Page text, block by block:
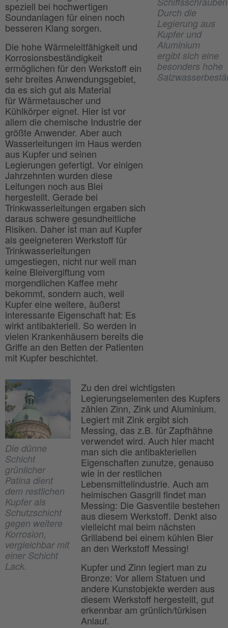
speziell bei hochwertigen
Soundanlagen für einen noch
besseren Klang sorgen.
Die hohe Wärmeleitfähigkeit und
Korrosionsbeständigkeit
ermöglichen für den Werkstoff ein
sehr breites Anwendungsgebiet,
da es sich gut als Material
für Wärmetauscher und
Kühlkörper eignet. Hier ist vor
allem die chemische Industrie der
größte Anwender. Aber auch
Wasserleitungen im Haus werden
aus Kupfer und seinen
Legierungen gefertigt. Vor einigen
Jahrzehnten wurden diese
Leitungen noch aus Blei
hergestellt. Gerade bei
Trinkwasserleitungen ergaben sich
daraus schwere gesundheitliche
Risiken. Daher ist man auf Kupfer
als geeigneteren Werkstoff für
Trinkwasserleitungen
umgestiegen, nicht nur weil man
keine Bleivergiftung vom
morgendlichen Kaffee mehr
bekommt, sondern auch, weil
Kupfer eine weitere, äußerst
interessante Eigenschaft hat: Es
wirkt antibakteriell. So werden in
vielen Krankenhäusern bereits die
Griffe an den Betten der Patienten
mit Kupfer beschichtet.
Durch die
Legierung aus
Kupfer und
Aluminium
ergibt sich eine
besonders hohe
Die dünne
Schicht
grünlicher
Patina dient
dem restlichen
Kupfer als
Schutzschicht
gegen weitere
Korrosion,
vergleichbar mit
einer Schicht
Lack.
Zu den drei wichtigsten
Legierungselementen des Kupfers
zählen Zinn, Zink und Aluminium.
Legiert mit Zink ergibt sich
Messing, das z.B. für Zapfhähne
verwendet wird. Auch hier macht
man sich die antibakteriellen
Eigenschaften zunutze, genauso
wie in der restlichen
Lebensmittelindustrie. Auch am
heimischen Gasgrill findet man
Messing: Die Gasventile bestehen
aus diesem Werkstoff. Denkt also
vielleicht mal beim nächsten
Grillabend bei einem kühlen Bier
an den Werkstoff Messing!
Kupfer und Zinn legiert man zu
Bronze: Vor allem Statuen und
andere Kunstobjekte werden aus
diesem Werkstoff hergestellt, gut
erkennbar am grünlich/türkisen
Anlauf.